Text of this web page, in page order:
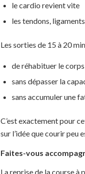
le cardio revient vite
les tendons,
Les sorties de 15 à 20
de réhabituer le corps
sans dépasser la
sans accumuler une
C’est exactement pour
sur l’idée que courir peu
Faites-vous
La reprise de la course à